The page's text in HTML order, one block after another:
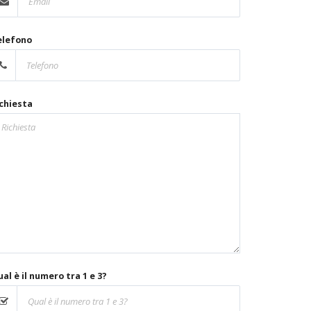
è il numero tra 1 e 3?